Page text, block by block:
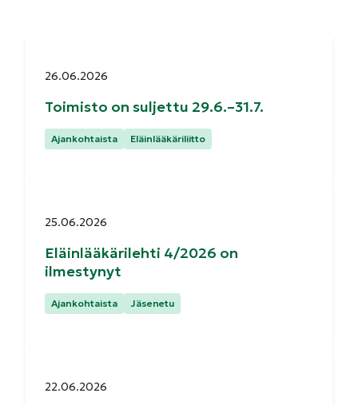
Julkaistu:
26.06.2026
Toimisto on suljettu 29.6.–31.7.
Kategoriat:
Ajankohtaista Eläinlääkäriliitto
Julkaistu:
25.06.2026
Eläinlääkärilehti 4/2026 on
ilmestynyt
Kategoriat:
Ajankohtaista Jäsenetu
Julkaistu:
22.06.2026